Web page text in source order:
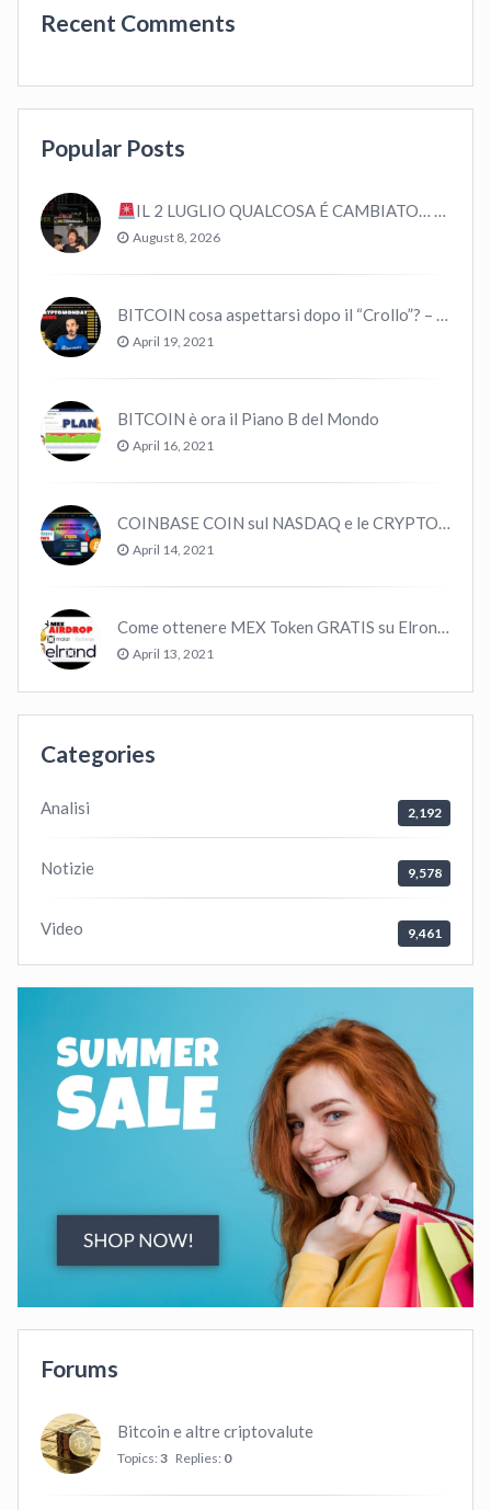
Recent Comments
Popular Posts
IL 2 LUGLIO QUALCOSA É CAMBIATO… #bitcoin #crypto #trading
August 8, 2026
BITCOIN cosa aspettarsi dopo il “Crollo”? – CryptoMonday NEWS w16/’21
April 19, 2021
BITCOIN è ora il Piano B del Mondo
April 16, 2021
COINBASE COIN sul NASDAQ e le CRYPTO volano!
April 14, 2021
Come ottenere MEX Token GRATIS su Elrond ?
April 13, 2021
Categories
Analisi 2,192
Notizie 9,578
Video 9,461
Forums
Bitcoin e altre criptovalute
Topics: 3 Replies: 0